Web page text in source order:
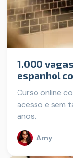
1.000
espanhol
Curso online
acesso e sem
anos.
Amy